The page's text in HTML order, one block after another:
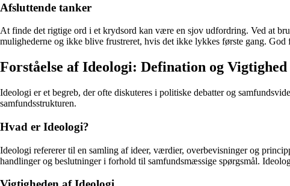
Afsluttende tanker
At finde det rigtige ord i et krydsord kan være en sjov udfordring. Ved at
mulighederne og ikke blive frustreret, hvis det ikke lykkes første gang. God
Forståelse af Ideologi: Defination og Vigtighed
Ideologi er et begreb, der ofte diskuteres i politiske debatter og
samfundsstrukturen.
Hvad er Ideologi?
Ideologi refererer til en samling af ideer, værdier, overbevisninger og
handlinger og beslutninger i forhold til samfundsmæssige spørgsmål.